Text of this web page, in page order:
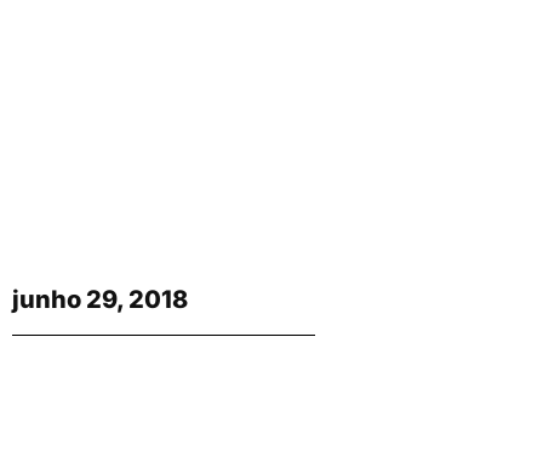
junho 29, 2018